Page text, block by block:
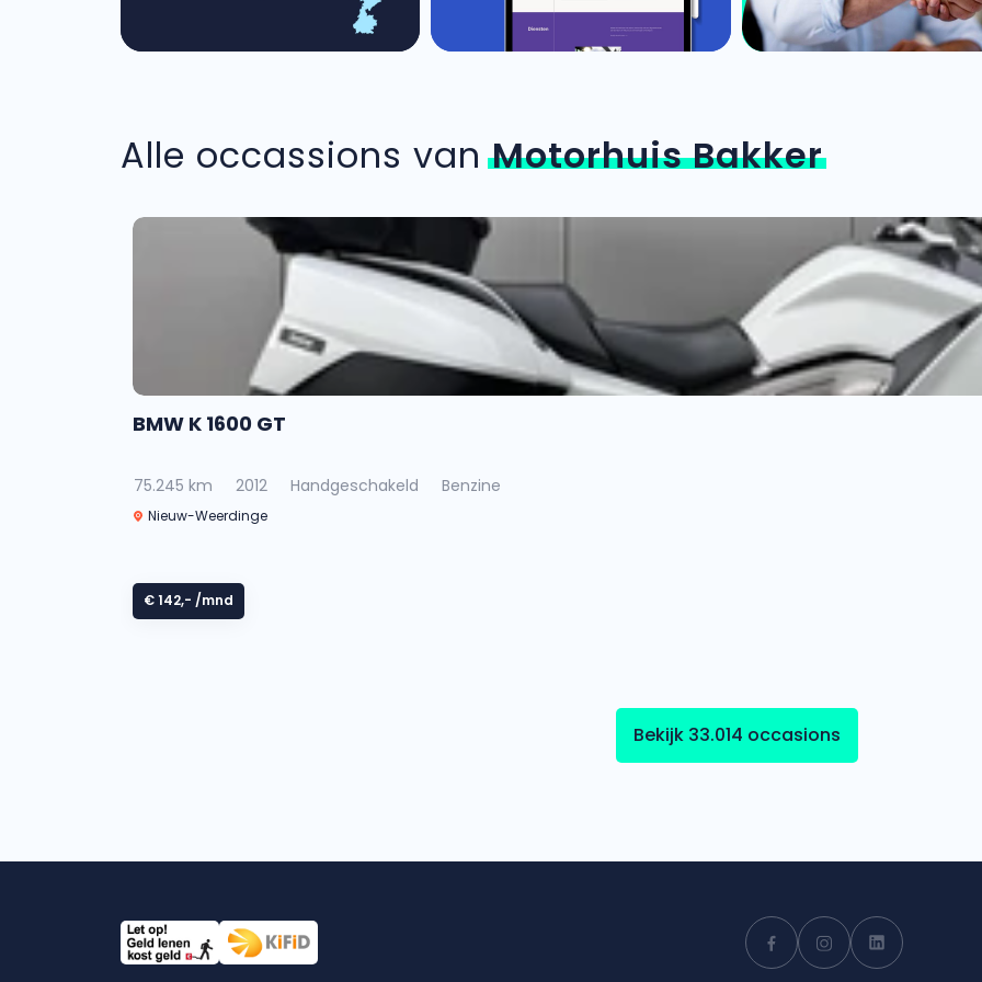
Alle occassions vanMotorhuis Bakker
BMW K 1600 GT
75.245 km 2012 Handgeschakeld Benzine
Nieuw-Weerdinge
€ 142,- /mnd
Bekijk 33.014 occasions